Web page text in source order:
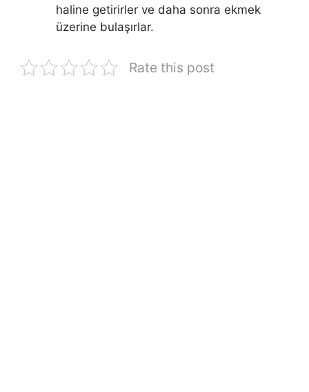
haline getirirler ve daha sonra ekmek
üzerine bulaşırlar.
Rate this post